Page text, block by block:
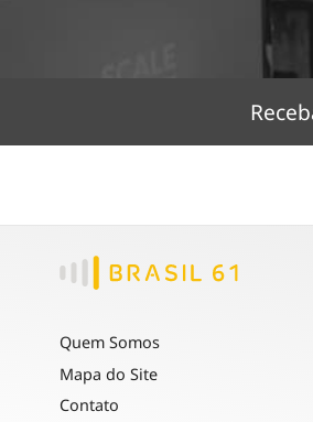
Quem Somos
Mapa do Site
Contato